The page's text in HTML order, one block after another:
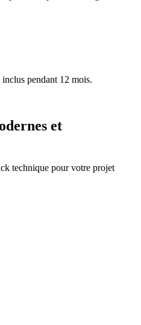
pendant 12 mois.
et
technique pour votre projet